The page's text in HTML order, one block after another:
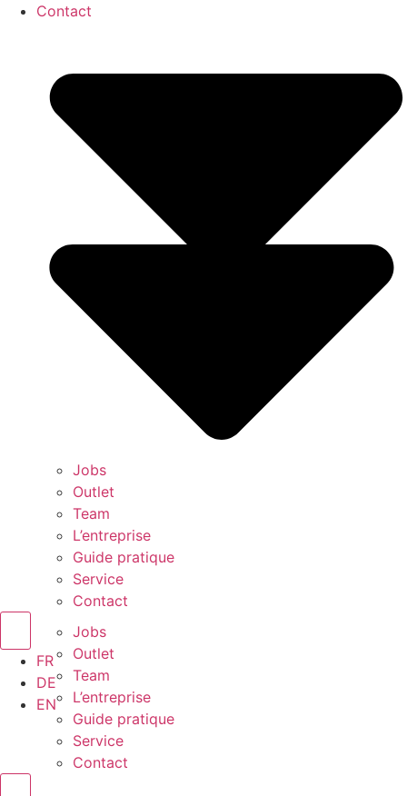
Contact
Jobs
Outlet
Team
L’entreprise
Guide pratique
Service
Contact
Jobs
Outlet
Team
L’entreprise
Guide pratique
Service
Contact
FR
DE
EN